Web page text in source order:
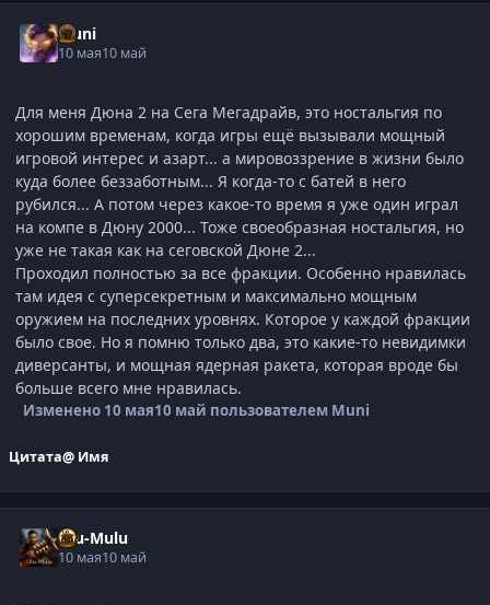
Muni
10 мая10 май
Для меня Дюна 2 на Сега Мегадрайв, это ностальгия по
хорошим временам, когда игры ещё вызывали мощный
игровой интерес и азарт... а мировоззрение в жизни было
куда более беззаботным... Я когда-то с батей в него
рубился... А потом через какое-то время я уже один играл
на компе в Дюну 2000... Тоже своеобразная ностальгия, но
уже не такая как на сеговской Дюне 2...
Проходил полностью за все фракции. Особенно нравилась
там идея с суперсекретным и максимально мощным
оружием на последних уровнях. Которое у каждой фракции
было свое. Но я помню только два, это какие-то невидимки
диверсанты, и мощная ядерная ракета, которая вроде бы
больше всего мне нравилась.
Изменено 10 мая10 май пользователем Muni
Цитата@ Имя
Ulu-Mulu
10 мая10 май